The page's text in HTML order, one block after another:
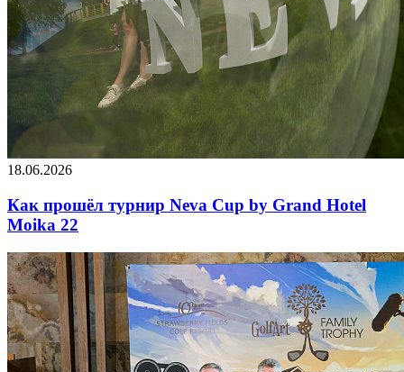
18.06.2026
Как прошёл турнир Neva Cup by Grand Hotel
Moika 22